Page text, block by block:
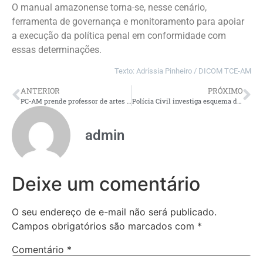
O manual amazonense torna-se, nesse cenário,
ferramenta de governança e monitoramento para apoiar
a execução da política penal em conformidade com
essas determinações.
Texto: Adríssia Pinheiro / DICOM TCE-AM
ANTERIOR PRÓXIMO
admin
Deixe um comentário
O seu endereço de e-mail não será publicado.
Campos obrigatórios são marcados com *
Comentário *